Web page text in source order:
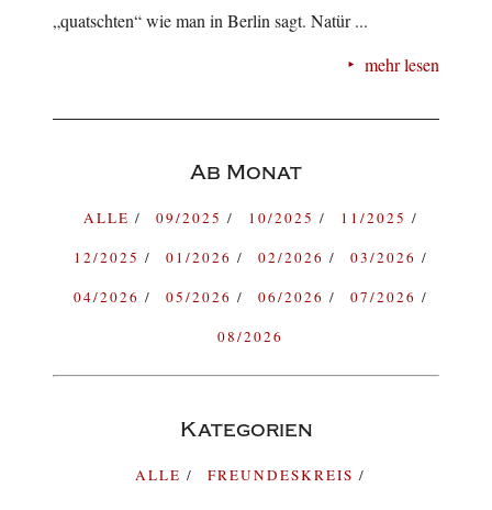
„quatschten“ wie man in Berlin sagt. Natür ...
mehr lesen
Ab Monat
ALLE 09/2025 10/2025
11/2025
12/2025
01/2026 02/2026
03/2026
04/2026
05/2026 06/2026
07/2026
08/2026
Kategorien
ALLE
FREUNDESKREIS